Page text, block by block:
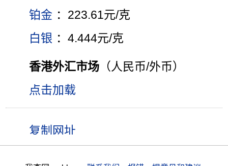
铂金 ：223.61元/克
白银 ：4.444元/克
香港外汇市场 （人民币/外币）
点击加载